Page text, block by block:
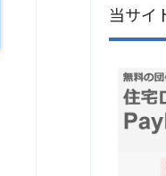
当サイ